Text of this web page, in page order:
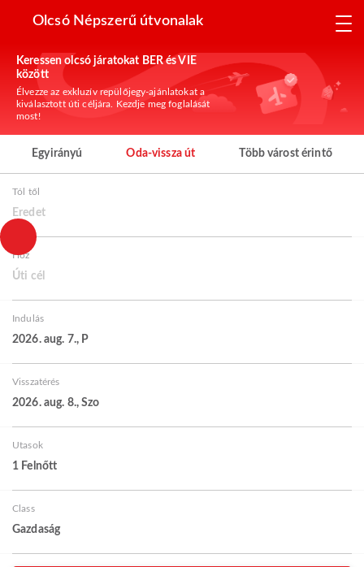
Olcsó Népszerű útvonalak
Keressen olcsó járatokat BER és VIE
között
Élvezze az exkluzív repülőjegy-ajánlatokat a
kiválasztott úti céljára. Kezdje meg foglalását
most!
Egyirányú Oda-vissza út Több várost érintő
Tól től
Eredet
Hoz
Úti cél
Indulás
2026. aug. 7., P
Visszatérés
2026. aug. 8., Szo
Utasok
1 Felnőtt
Class
Gazdaság